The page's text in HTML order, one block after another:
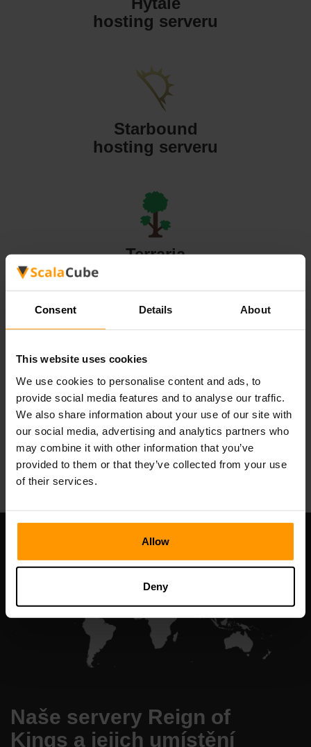
Consent Details About
This website uses cookies
We use cookies to personalise content and ads, to
provide social media features and to analyse our traffic.
We also share information about your use of our site with
our social media, advertising and analytics partners who
may combine it with other information that you’ve
provided to them or that they’ve collected from your use
of their services.
Allow
Deny
hosting serveru
Starbound
hosting serveru
Terraria
hosting serveru
Valheim
hosting serveru
All Games
Naše servery Reign of
Kings a jejich umístění